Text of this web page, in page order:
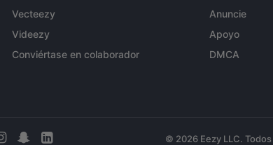
Vecteezy
Videezy
Conviértase en colaborador
Anuncie
Apoyo
DMCA
© 2026 Eezy LLC.